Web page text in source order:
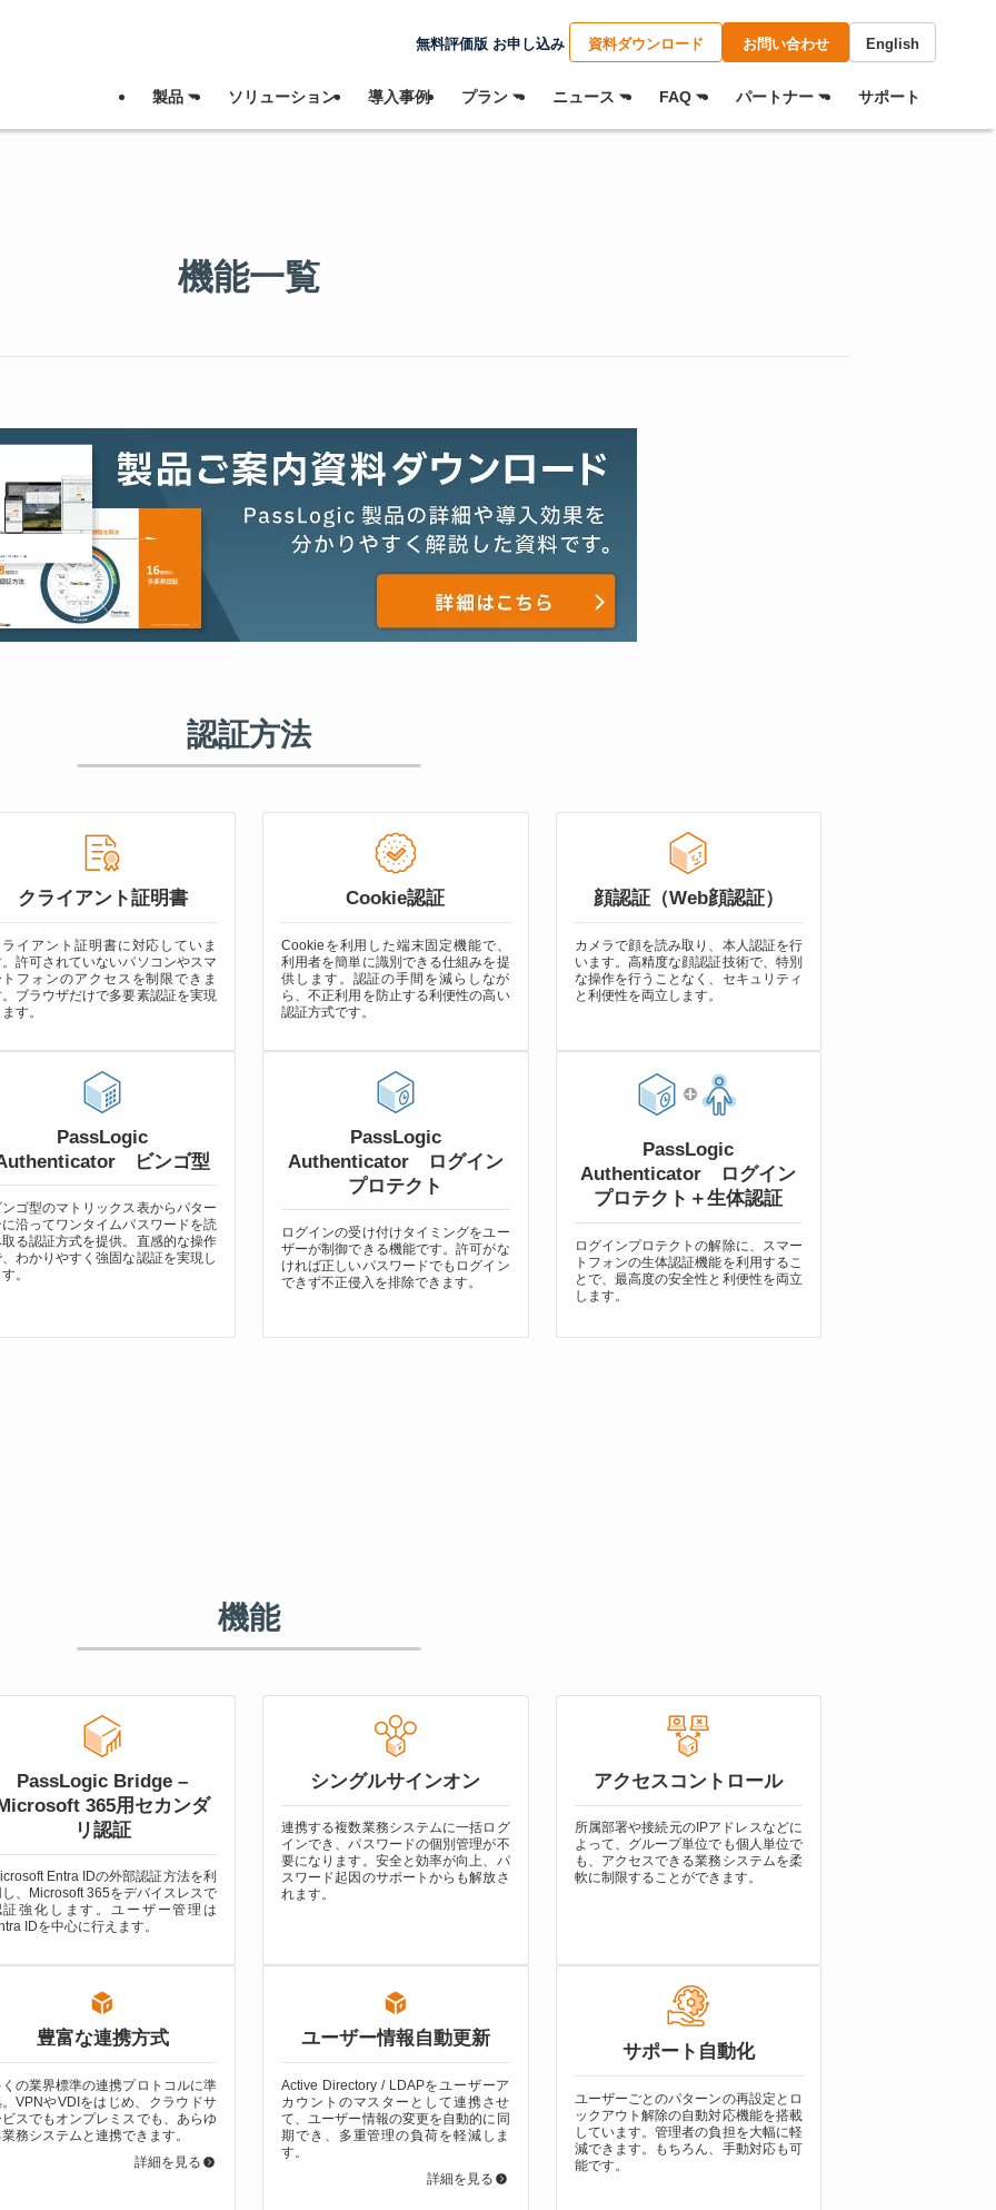
無料評価版 お申し込み 資料ダウンロード お問い合わせ English
製品 ⏷ ソリューション 導入事例 プラン ⏷ ニュース ⏷ FAQ ⏷ パートナー ⏷ サポート
機能一覧
認証方法
クライアント証明書
ライアント証明書に対応していま
許可されていないパソコンやスマ
トフォンのアクセスを制限できま
ブラウザだけで多要素認証を実現
す。
Cookie認証
Cookieを利用した端末固定機能で、
利用者を簡単に識別できる仕組みを提
供します。認証の手間を減らしなが
ら、不正利用を防止する利便性の高い
認証方式です。
顔認証（Web顔認証）
カメラで顔を読み取り、本人認証を行
います。高精度な顔認証技術で、特別
な操作を行うことなく、セキュリティ
と利便性を両立します。
PassLogic
ビンゴ型
ゴ型のマトリックス表からパター
沿ってワンタイムパスワードを読
る認証方式を提供。直感的な操作
わかりやすく強固な認証を実現し
。
PassLogic
Authenticator ログイン
プロテクト
ログインの受け付けタイミングをユー
ザーが制御できる機能です。許可がな
ければ正しいパスワードでもログイン
できず不正侵入を排除できます。
PassLogic
Authenticator ログイン
プロテクト＋生体認証
ログインプロテクトの解除に、スマー
トフォンの生体認証機能を利用するこ
とで、最高度の安全性と利便性を両立
します。
機能
PassLogic Bridge –
365用セカンダ
リ認証
Entra IDの外部認証方法を利
、Microsoft 365をデバイスレスで
証強化します。ユーザー管理は
IDを中心に行えます。
シングルサインオン
連携する複数業務システムに一括ログ
インでき、パスワードの個別管理が不
要になります。安全と効率が向上、パ
スワード起因のサポートからも解放さ
れます。
アクセスコントロール
所属部署や接続元のIPアドレスなどに
よって、グループ単位でも個人単位で
も、アクセスできる業務システムを柔
軟に制限することができます。
豊富な連携方式
の業界標準の連携プロトコルに準
VPNやVDIをはじめ、クラウドサ
スでもオンプレミスでも、あらゆ
務システムと連携できます。
詳細を見る
ユーザー情報自動更新
Active Directory / LDAPをユーザーア
カウントのマスターとして連携させ
て、ユーザー情報の変更を自動的に同
期でき、多重管理の負荷を軽減しま
す。
詳細を見る
サポート自動化
ユーザーごとのパターンの再設定とロ
ックアウト解除の自動対応機能を搭載
しています。管理者の負担を大幅に軽
減できます。もちろん、手動対応も可
能です。